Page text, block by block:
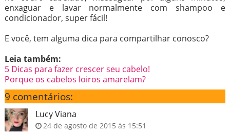
enxaguar e lavar normalmente com shampoo e
condicionador, super fácil!
E você, tem alguma dica para compartilhar conosco?
Leia também:
5 Dicas para fazer crescer seu cabelo!
Porque os cabelos loiros amarelam?
9 comentários:
Lucy Viana
24 de agosto de 2015 às 15:51